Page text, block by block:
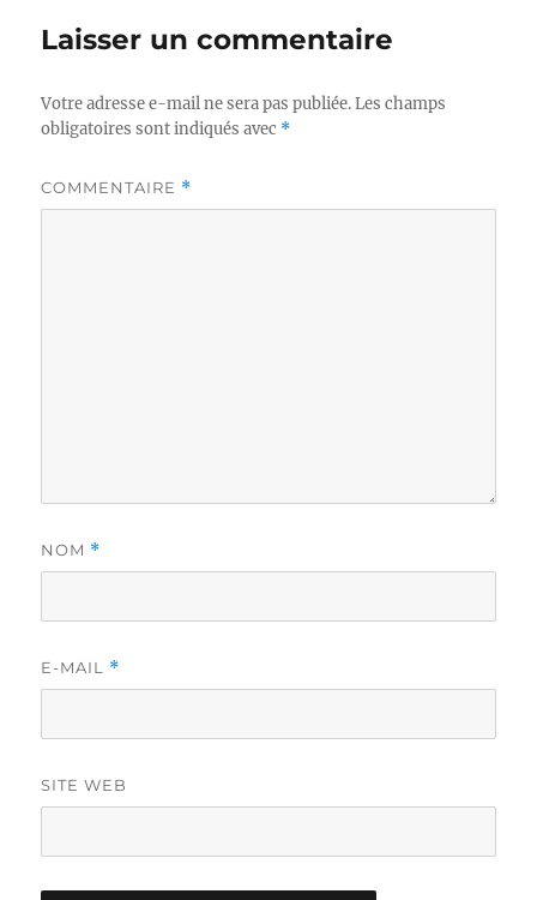
Laisser un commentaire
Votre adresse e-mail ne sera pas publiée. Les champs
obligatoires sont indiqués avec *
COMMENTAIRE *
NOM *
E-MAIL *
SITE WEB